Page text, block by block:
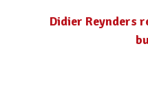
Didier Reynders